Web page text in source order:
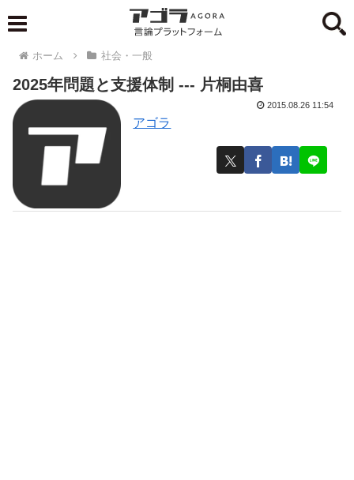
ホーム 社会・一般
2025年問題と支援体制 --- 片桐由喜
アゴラ
2015.08.26 11:54